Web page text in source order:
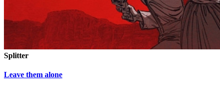
Splitter
Leave them alone